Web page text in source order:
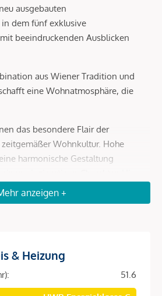
ausgebauten
in dem fünf exklusive
beeindruckenden Ausblicken
aus Wiener Tradition und
eine Wohnatmosphäre, die
das besondere Flair der
Wohnkultur. Hohe
harmonische Gestaltung
auf stilvolle, hochwertige
Menschen, die urbanes Wohnen mit
sorgen für ein Wohngefühl,
gerecht wird. Ob klassisches
anzeigen +
& Heizung
51.6